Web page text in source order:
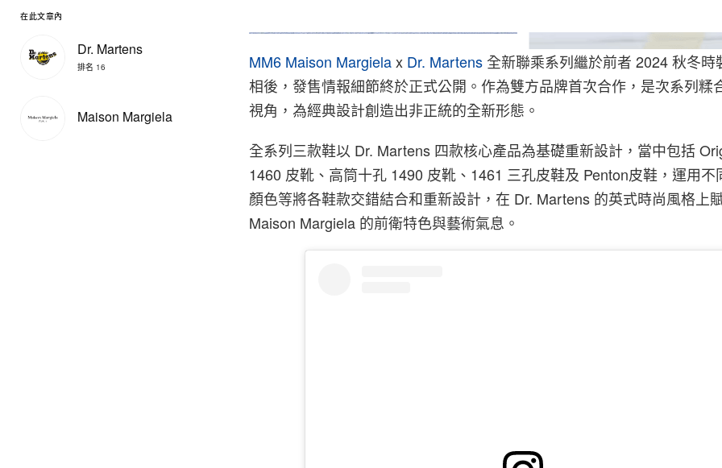
在此文章內
Dr. Martens
排名 16
Maison Margiela
Mm6 Maison
Mm6 Maison Margiela/Dr. Martens
MM6 Maison Margielax Dr. Martens 全新聯乘系列繼於前者 2024 秋冬時
相後，發售情報細節終於正式公開。作為雙方品牌首次合作，是次系列糅
視角，為經典設計創造出非正統的全新形態。
全系列三款鞋以 Dr. Martens 四款核心產品為基礎重新設計，當中包括
1460 皮靴、高筒十孔 1490 皮靴、1461 三孔皮鞋及 Penton皮鞋，運用不
顏色等將各鞋款交錯結合和重新設計，在 Dr. Martens 的英式時尚風格上
Maison Margiela 的前衛特色與藝術氣息。